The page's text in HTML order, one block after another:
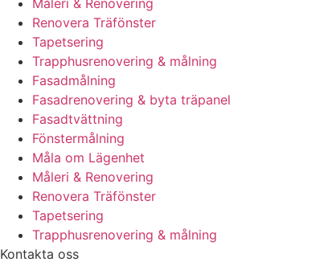
Måleri & Renovering
Renovera Träfönster
Tapetsering
Trapphusrenovering & målning
Fasadmålning
Fasadrenovering & byta träpanel
Fasadtvättning
Fönstermålning
Måla om Lägenhet
Måleri & Renovering
Renovera Träfönster
Tapetsering
Trapphusrenovering & målning
Kontakta oss